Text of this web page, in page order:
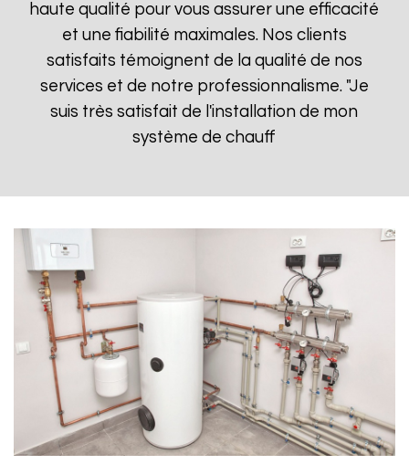
haute qualité pour vous assurer une efficacité
et une fiabilité maximales. Nos clients
satisfaits témoignent de la qualité de nos
services et de notre professionnalisme. "Je
suis très satisfait de l'installation de mon
système de chauff